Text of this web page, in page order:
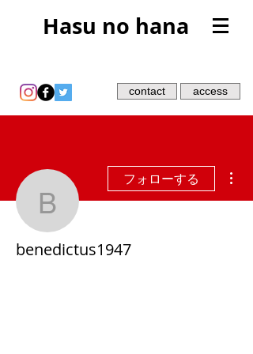
Hasu no hana
contact access
benedictus1947
フォローする
benedictus1947